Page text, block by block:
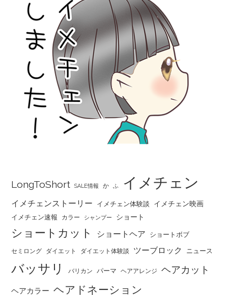
LongToShort SALE情報 か ふ イメチェン
イメチェンストーリー イメチェン体験談 イメチェン映画
イメチェン速報 カラー シャンプー ショート
ショートカット ショートヘア ショートボブ
セミロング ダイエット ダイエット体験談 ツーブロック ニュース
バッサリ バリカン パーマ ヘアアレンジ ヘアカット
ヘアカラー ヘアドネーション